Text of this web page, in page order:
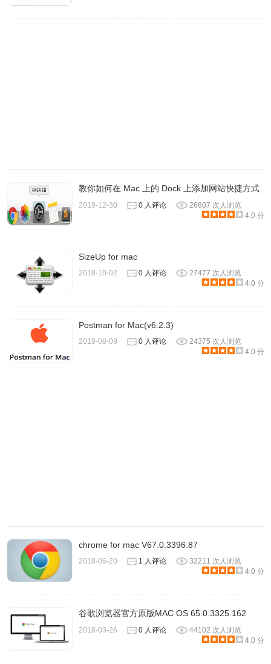
教你如何在 Mac 上的 Dock 上添加网站快捷方式
2018-12-30 0 人评论
26807 次人浏览
4.0 分
SizeUp for mac
2018-10-02 0 人评论
27477 次人浏览
4.0 分
Postman for Mac(v6.2.3)
2018-08-09 0 人评论
24375 次人浏览
4.0 分
chrome for mac V67.0.3396.87
2018-06-20 1 人评论
32211 次人浏览
4.0 分
谷歌浏览器官方原版MAC OS 65.0.3325.162
2018-03-26 0 人评论
44102 次人浏览
4.0 分